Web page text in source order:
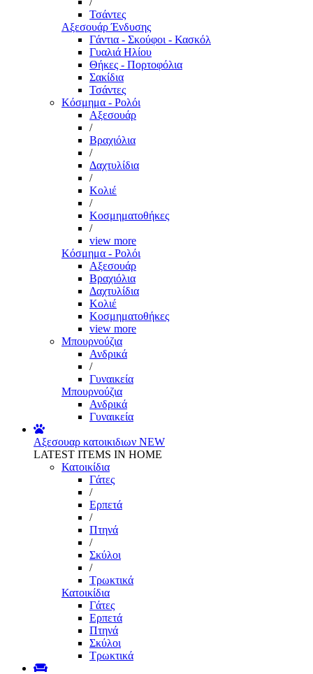
Τσάντες
Αξεσουάρ Ένδυσης
Γάντια - Σκούφοι - Κασκόλ
Γυαλιά Ηλίου
Θήκες - Πορτοφόλια
Σακίδια
Τσάντες
Κόσμημα - Ρολόι
Αξεσουάρ
/
Βραχιόλια
/
Δαχτυλίδια
/
Κολιέ
/
Κοσμηματοθήκες
/
view more
Κόσμημα - Ρολόι
Αξεσουάρ
Βραχιόλια
Δαχτυλίδια
Κολιέ
Κοσμηματοθήκες
view more
Μπουρνούζια
Ανδρικά
/
Γυναικεία
Μπουρνούζια
Ανδρικά
Γυναικεία
Αξεσουαρ κατοικιδιων NEW
LATEST ITEMS IN HOME
Κατοικίδια
Γάτες
/
Ερπετά
/
Πτηνά
/
Σκύλοι
/
Τρωκτικά
Κατοικίδια
Γάτες
Ερπετά
Πτηνά
Σκύλοι
Τρωκτικά